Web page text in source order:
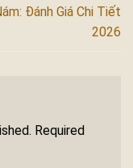
Đánh Giá Chi Tiết
2026
Required